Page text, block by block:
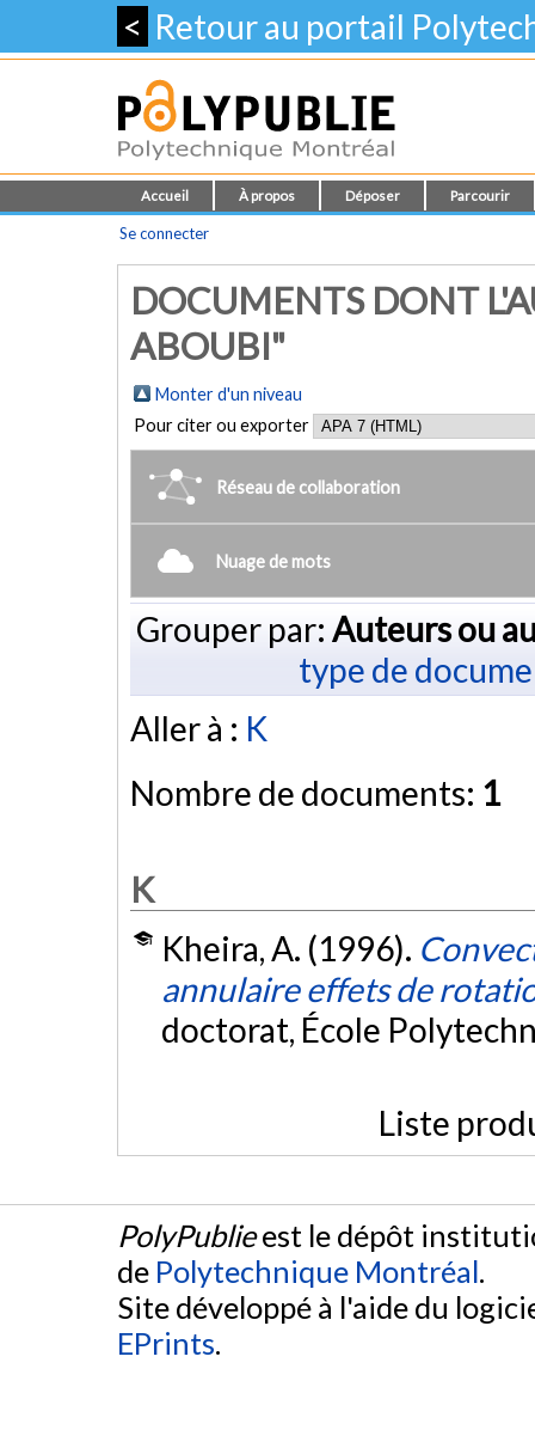
< Retour au portail
Accueil À propos Déposer Parcourir
Se connecter
DOCUMENTS DONT
ABOUBI"
Monter d'un niveau
Pour citer ou exporter
Réseau de collaboration
Nuage de mots
Grouper par: Auteurs ou
type de
Aller à : K
Nombre de documents: 1
K
Kheira, A. (1996).
annulaire effets de
doctorat, École
Liste
PolyPublieest le dépôt
de Polytechnique Montréal.
Site développé à l'aide du
EPrints.